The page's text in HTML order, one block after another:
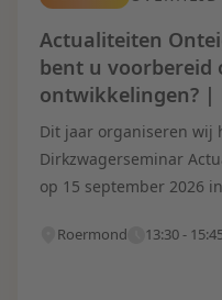
Actualiteiten
bent u voorbereid
ontwikkelingen? |
Dit jaar organiseren wij
Dirkzwagerseminar
op 15 september 2026
Roermond 13:30 -